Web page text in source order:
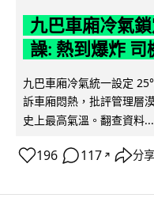
九巴車廂冷氣
譟: 熱到爆炸
九巴車廂冷氣統一設定
訴車廂悶熱，批評管理層
史上最高氣溫。翻查資料...
196 117 ↗ 分享